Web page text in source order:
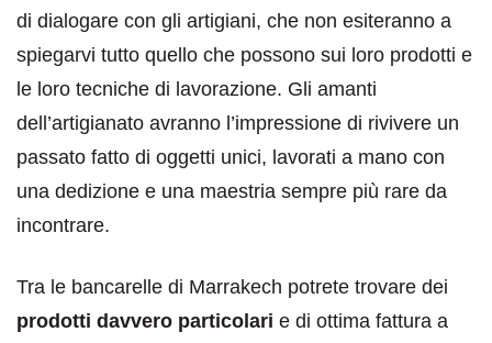
di dialogare con gli artigiani, che non esiteranno a
spiegarvi tutto quello che possono sui loro prodotti e
le loro tecniche di lavorazione. Gli amanti
dell’artigianato avranno l’impressione di rivivere un
passato fatto di oggetti unici, lavorati a mano con
una dedizione e una maestria sempre più rare da
incontrare.
Tra le bancarelle di Marrakech potrete trovare dei
prodotti davvero particolari e di ottima fattura a